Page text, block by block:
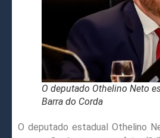
O deputado Othelino Neto
Barra do Corda
O deputado estadual Othelino